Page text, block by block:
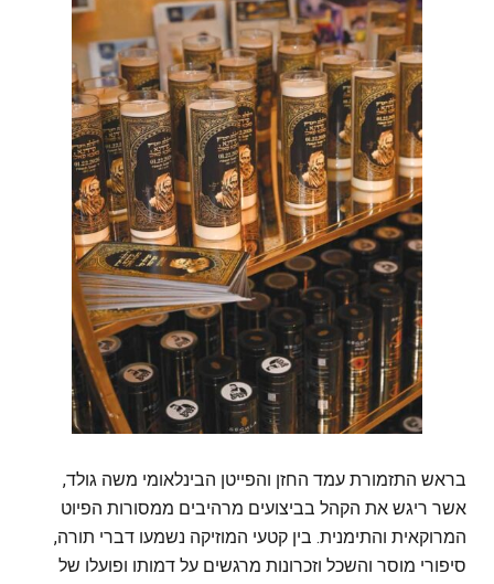
בראש התזמורת עמד החזן והפייטן הבינלאומי משה גולד,
אשר ריגש את הקהל בביצועים מרהיבים ממסורות הפיוט
המרוקאית והתימנית. בין קטעי המוזיקה נשמעו דברי תורה,
סיפורי מוסר והשכל וזכרונות מרגשים על דמותו ופועלו של